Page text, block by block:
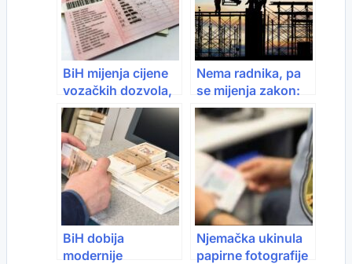
BiH mijenja cijene
vozačkih dozvola,
evo šta se tačno
mijenja
Nema radnika, pa
se mijenja zakon:
Stranci lakše do
posla, a deficitarna
zanimanja bez
provjera
BiH dobija
modernije
Njemačka ukinula
papirne fotografije